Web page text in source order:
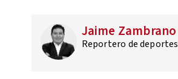
Jaime Zambrano
Reportero de deportes